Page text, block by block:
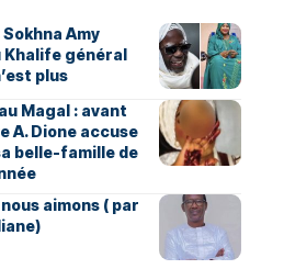
Amy
Khalife général
plus
Magal : avant
A. Dione accuse
belle-famille de
aimons ( par